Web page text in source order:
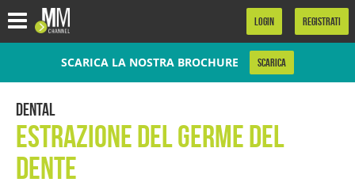
LOGIN REGISTRATI
SCARICA LA NOSTRA BROCHURE SCARICA
Dental
Estrazione del Germe del
Dente